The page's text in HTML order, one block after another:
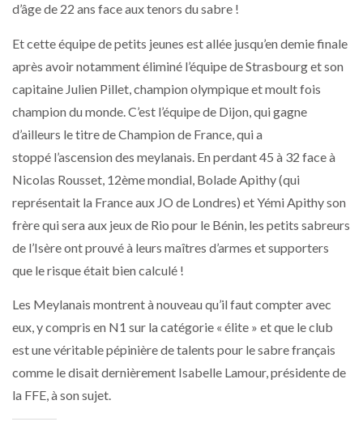
d’âge de 22 ans face aux tenors du sabre !
Et cette équipe de petits jeunes est allée jusqu’en demie finale
après avoir notamment éliminé l’équipe de Strasbourg et son
capitaine Julien Pillet, champion olympique et moult fois
champion du monde. C’est l’équipe de Dijon, qui gagne
d’ailleurs le titre de Champion de France, qui a
stoppé l’ascension des meylanais. En perdant 45 à 32 face à
Nicolas Rousset, 12ème mondial, Bolade Apithy (qui
représentait la France aux JO de Londres) et Yémi Apithy son
frère qui sera aux jeux de Rio pour le Bénin, les petits sabreurs
de l’Isère ont prouvé à leurs maîtres d’armes et supporters
que le risque était bien calculé !
Les Meylanais montrent à nouveau qu’il faut compter avec
eux, y compris en N1 sur la catégorie « élite » et que le club
est une véritable pépinière de talents pour le sabre français
comme le disait dernièrement Isabelle Lamour, présidente de
la FFE, à son sujet.